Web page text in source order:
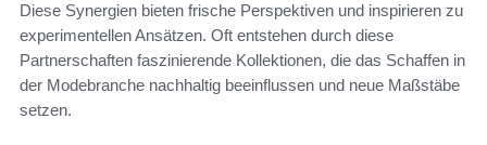
Diese Synergien bieten frische Perspektiven und inspirieren zu
experimentellen Ansätzen. Oft entstehen durch diese
Partnerschaften faszinierende Kollektionen, die das Schaffen in
der Modebranche nachhaltig beeinflussen und neue Maßstäbe
setzen.